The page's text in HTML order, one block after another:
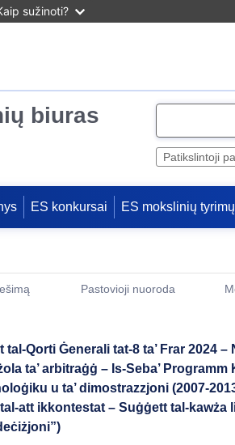
sužinoti?
biuras
e
Patikslintoji
ES konkursai ES mokslinių
Pastovioji nuoroda
tal-Qorti Ġenerali tat-8 ta’ Frar 2024
ta’ arbitraġġ – Is-Seba’
u ta’ dimostrazzjoni (2007-
att ikkontestat – Suġġett tal-kawża